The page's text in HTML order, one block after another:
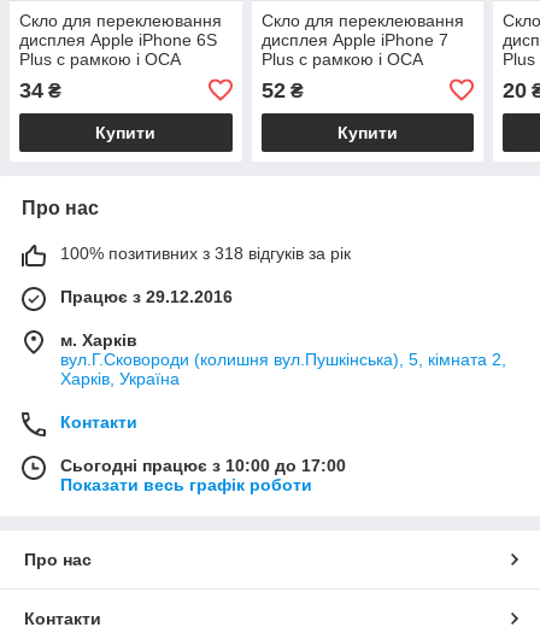
Скло для переклеювання
дисплея Apple iPhone 6S
Plus c рамкою і OCA
34 ₴
Купити
Скло для переклеювання
дисплея Apple iPhone 7
Plus c рамкою і OCA
52₴
Купити
Plus
20
Про нас
100% позитивних з 318 відгуків за рік
Працює з 29.12.2016
м. Харків
вул.Г.Сковороди (колишня вул.Пушкінська), 5, кімната 2,
Харків, Україна
Контакти
Сьогодні працює з 10:00 до 17:00
Показати весь графік роботи
Про нас
Контакти